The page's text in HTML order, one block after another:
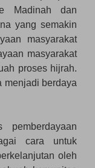
Madinah dan
yang semakin
masyarakat
masyarakat
proses hijrah.
menjadi berdaya
cara untuk
oleh